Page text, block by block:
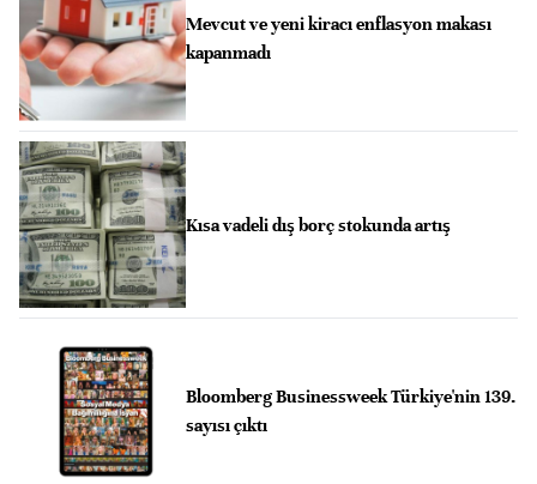
Mevcut ve yeni kiracı enflasyon makası
kapanmadı
Kısa vadeli dış borç stokunda artış
Bloomberg Businessweek Türkiye'nin 139.
sayısı çıktı